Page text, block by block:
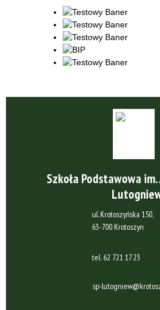
Szkoła Podstawowa
ul. Krotoszyńska 150,
63-700 Krotoszyn
tel. 62 721 17 23
sp-